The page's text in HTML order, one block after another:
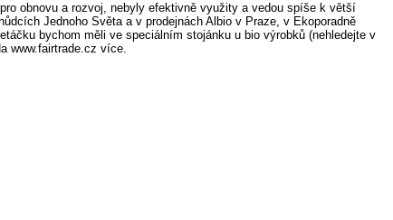
obnovu a rozvoj, nebyly efektivně využity a vedou spíše k větší
Jednoho Světa a v prodejnách Albio v Praze, v Ekoporadně
bychom měli ve speciálním stojánku u bio výrobků (nehledejte v
www.fairtrade.cz více.